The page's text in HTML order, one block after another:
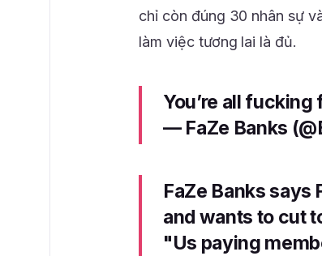
chỉ còn đúng 30 nhân sự
làm việc tương lai là đủ.
You’re all fucking
— FaZe Banks
FaZe Banks says
and wants to cut
"Us paying